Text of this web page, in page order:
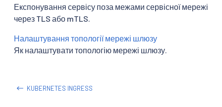
Експонування сервісу поза межами сервісної мережі
через TLS або mTLS.
Налаштування топології мережі шлюзу
Як налаштувати топологію мережі шлюзу.
KUBERNETES INGRESS